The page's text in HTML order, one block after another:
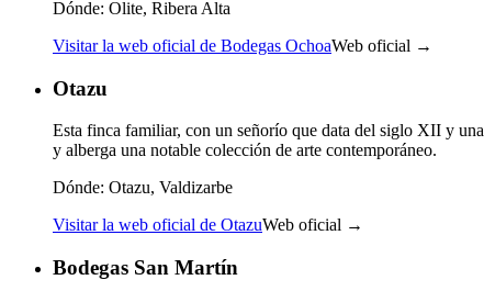
Dónde: Olite, Ribera Alta
Visitar la web oficial de Bodegas OchoaWeb oficial →
Otazu
Esta finca familiar, con un señorío que data del siglo XII y
y alberga una notable colección de arte contemporáneo.
Dónde: Otazu, Valdizarbe
Visitar la web oficial de OtazuWeb oficial →
Bodegas San Martín